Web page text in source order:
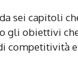
sei capitoli
gli obiettivi
competitività e